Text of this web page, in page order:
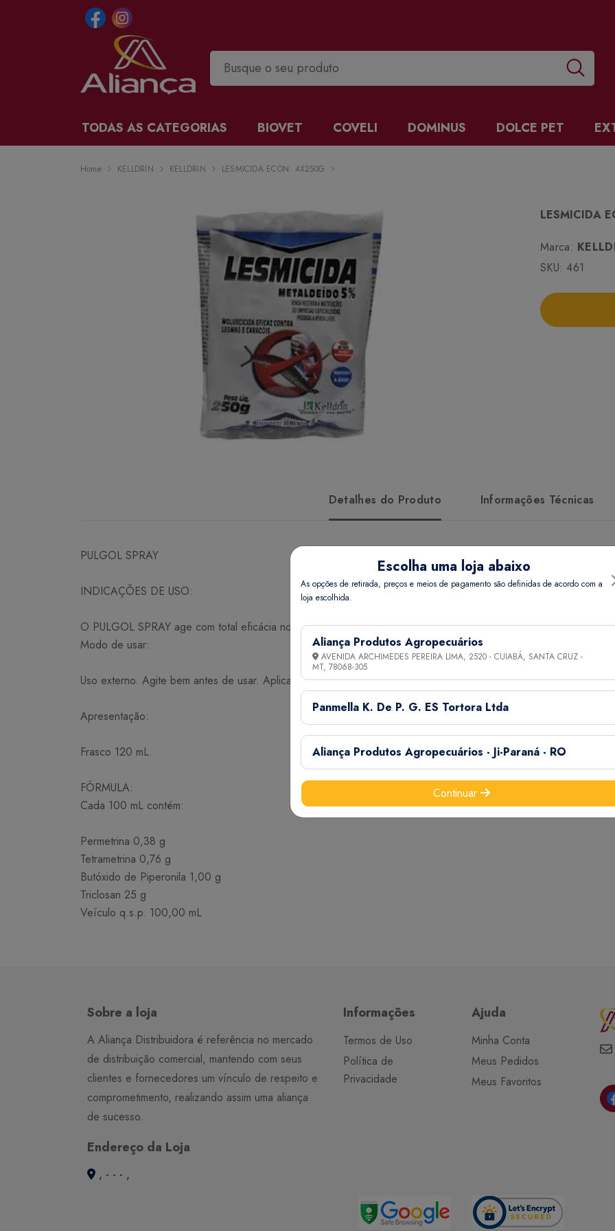
TODAS AS CATEGORIAS BIOVET COVELI DOMINUS DOLCE PET
Home KELLDRIN KELLDRIN LESMICIDA ECON. 4X250G
LESMICIDA
Marca:
SKU: 461
Detalhes do Produto Informações Técnicas
PULGOL SPRAY
INDICAÇÕES DE USO:
O PULGOL SPRAY age com total eficácia no combate a pulgas, piolhos, carrapatos e outros ectoparasitas que
Modo de usar:
Uso externo. Agite bem antes de usar. Aplicar sobre toda a pelagem do animal, em sentido contrário ao pelo,
Apresentação:
Frasco 120 mL.
FÓRMULA:
Cada 100 mL contém:
Permetrina 0,38 g
Tetrametrina 0,76 g
Butóxido de Piperonila 1,00 g
Triclosan 25 g
Veículo q.s.p. 100,00 mL
Sobre a loja
A Aliança Distribuidora é referência no mercado
de distribuição comercial, mantendo com seus
clientes e fornecedores um vínculo de respeito e
comprometimento, realizando assim uma aliança
de sucesso.
Endereço da Loja
, - - - ,
Informações
Termos de Uso
Política de
Privacidade
Ajuda
Minha Conta
Meus Pedidos
Meus Favoritos
Escolha uma loja abaixo
As opções de retirada, preços e meios de pagamento são definidas de acordo com a
loja escolhida.
Aliança Produtos Agropecuários
AVENIDA ARCHIMEDES PEREIRA LIMA, 2520 - CUIABÁ, SANTA CRUZ -
MT, 78068-305
Panmella K. De P. G. ES Tortora Ltda
Aliança Produtos Agropecuários - Ji-Paraná - RO
Continuar